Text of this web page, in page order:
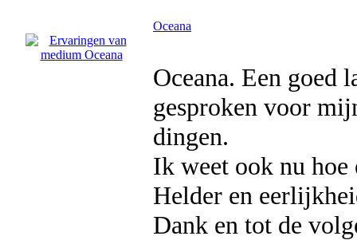
Oceana
Oceana. Een goed
gesproken voor
dingen.
Ik weet ook nu hoe
Helder en
Dank en tot de